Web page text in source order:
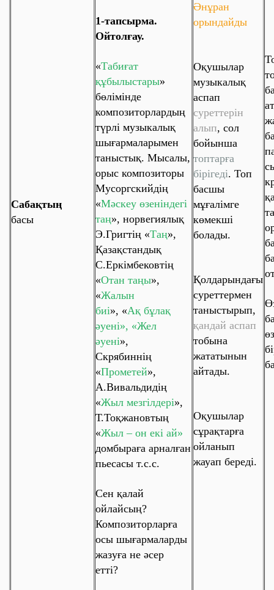
Сабақтың
басы
1-тапсырма.
Ойтолғау.
«Табиғат
құбылыстары»
бөлімінде
композиторлардың
түрлі музыкалық
шығармаларымен
таныстық. Мысалы,
орыс композиторы
Мусоргскийдің
«Мәскеу өзеніндегі
таң», норвегиялық
Э.Григтің «Таң»,
Қазақстандық
С.Еркімбековтің
«Отан таңы»,
«Жалын
биі», «Ақ бұлақ
әуені», «Жел
әуені»,
Скрябиннің
«Прометей»,
А.Вивальдидің
«Жыл мезгілдері»,
Т.Тоқжановтың
«Жыл – он екі ай»
домбыраға арналған
пьесасы т.с.с.
Сен қалай
ойлайсың?
Композиторларға
осы шығармаларды
жазуға не әсер
етті?
Әнұран
орындайды
Оқушылар
музыкалық
аспап
суреттерін
алып, сол
бойынша
топтарға
бірігеді. Топ
басшы
мұғалімге
көмекші
болады.
Қолдарындағы
суреттермен
таныстырып,
қандай аспап
тобына
жататынын
айтады.
Оқушылар
сұрақтарға
ойланып
жауап береді.